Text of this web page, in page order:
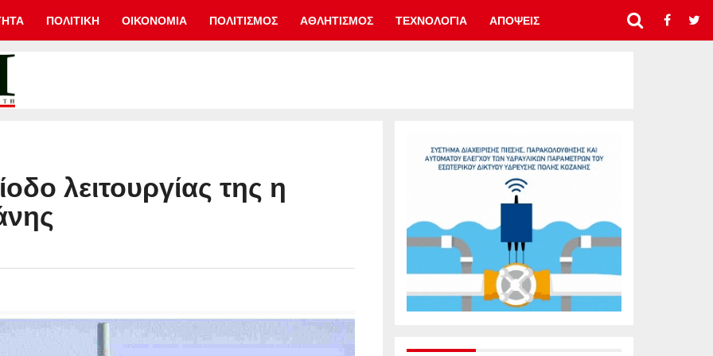
ΠΟΛΙΤΙΚΗ ΟΙΚΟΝΟΜΙΑ ΠΟΛΙΤΙΣΜΟΣ ΑΘΛΗΤΙΣΜΟΣ ΤΕΧΝΟΛΟΓΙΑ ΑΠΟΨΕΙΣ
λειτουργίας της η